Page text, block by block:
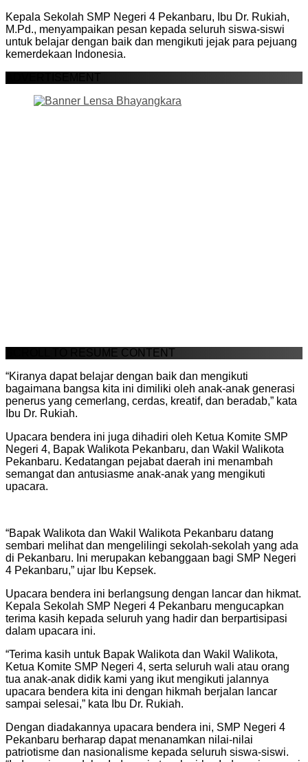
Kepala Sekolah SMP Negeri 4 Pekanbaru, Ibu Dr. Rukiah,
M.Pd., menyampaikan pesan kepada seluruh siswa-siswi
untuk belajar dengan baik dan mengikuti jejak para pejuang
kemerdekaan Indonesia.
ADVERTISEMENT
SCROLL TO RESUME CONTENT
“Kiranya dapat belajar dengan baik dan mengikuti
bagaimana bangsa kita ini dimiliki oleh anak-anak generasi
penerus yang cemerlang, cerdas, kreatif, dan beradab,” kata
Ibu Dr. Rukiah.
Upacara bendera ini juga dihadiri oleh Ketua Komite SMP
Negeri 4, Bapak Walikota Pekanbaru, dan Wakil Walikota
Pekanbaru. Kedatangan pejabat daerah ini menambah
semangat dan antusiasme anak-anak yang mengikuti
upacara.
“Bapak Walikota dan Wakil Walikota Pekanbaru datang
sembari melihat dan mengelilingi sekolah-sekolah yang ada
di Pekanbaru. Ini merupakan kebanggaan bagi SMP Negeri
4 Pekanbaru,” ujar Ibu Kepsek.
Upacara bendera ini berlangsung dengan lancar dan hikmat.
Kepala Sekolah SMP Negeri 4 Pekanbaru mengucapkan
terima kasih kepada seluruh yang hadir dan berpartisipasi
dalam upacara ini.
“Terima kasih untuk Bapak Walikota dan Wakil Walikota,
Ketua Komite SMP Negeri 4, serta seluruh wali atau orang
tua anak-anak didik kami yang ikut mengikuti jalannya
upacara bendera kita ini dengan hikmah berjalan lancar
sampai selesai,” kata Ibu Dr. Rukiah.
Dengan diadakannya upacara bendera ini, SMP Negeri 4
Pekanbaru berharap dapat menanamkan nilai-nilai
patriotisme dan nasionalisme kepada seluruh siswa-siswi.